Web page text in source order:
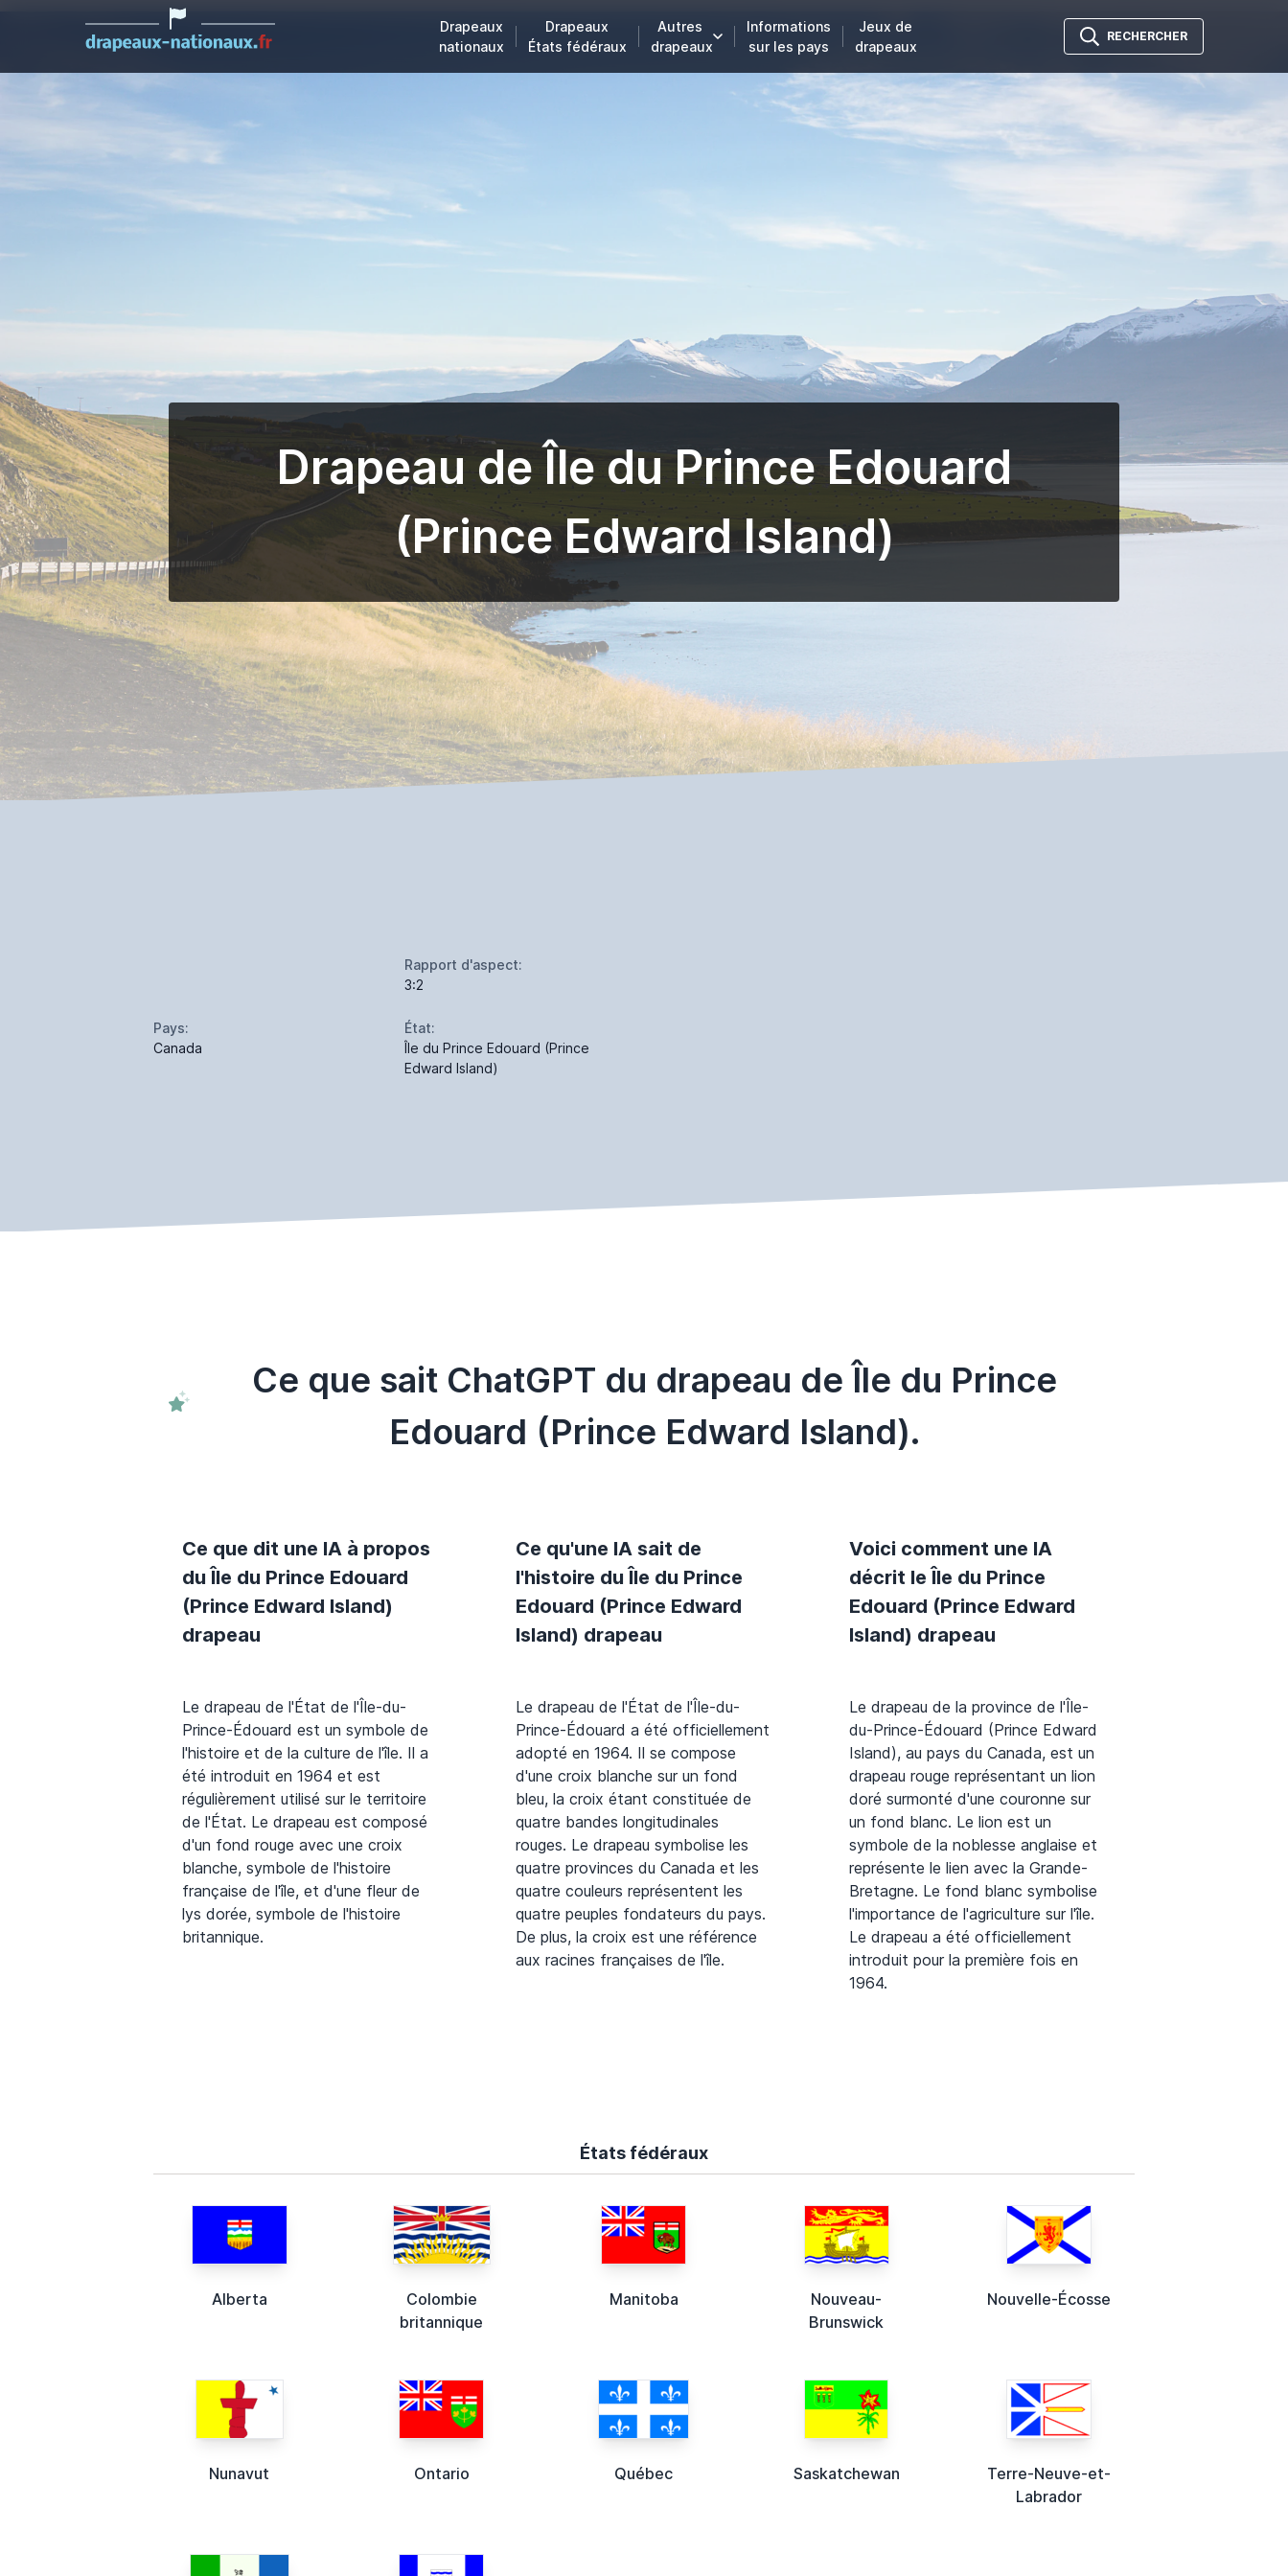
Drapeaux
nationaux
Drapeaux
États fédéraux
Autres
drapeaux
Informations
sur les pays
Jeux de
drapeaux
RECHERCHER
Drapeau de Île du Prince Edouard
(Prince Edward Island)
Rapport d'aspect:
3:2
Pays:
Canada
État:
Île du Prince Edouard (Prince
Edward Island)
Ce que sait ChatGPT du drapeau de Île du Prince
Edouard (Prince Edward Island).
Ce que dit une IA à propos
du Île du Prince Edouard
(Prince Edward Island)
drapeau
Le drapeau de l'État de l'Île-du-
Prince-Édouard est un symbole de
l'histoire et de la culture de l'île. Il a
été introduit en 1964 et est
régulièrement utilisé sur le territoire
de l'État. Le drapeau est composé
d'un fond rouge avec une croix
blanche, symbole de l'histoire
française de l'île, et d'une fleur de
lys dorée, symbole de l'histoire
britannique.
Ce qu'une IA sait de
l'histoire du Île du Prince
Edouard (Prince Edward
Island) drapeau
Le drapeau de l'État de l'Île-du-
Prince-Édouard a été officiellement
adopté en 1964. Il se compose
d'une croix blanche sur un fond
bleu, la croix étant constituée de
quatre bandes longitudinales
rouges. Le drapeau symbolise les
quatre provinces du Canada et les
quatre couleurs représentent les
quatre peuples fondateurs du pays.
De plus, la croix est une référence
aux racines françaises de l'île.
Voici comment une IA
décrit le Île du Prince
Edouard (Prince Edward
Island) drapeau
Le drapeau de la province de l'Île-
du-Prince-Édouard (Prince Edward
Island), au pays du Canada, est un
drapeau rouge représentant un lion
doré surmonté d'une couronne sur
un fond blanc. Le lion est un
symbole de la noblesse anglaise et
représente le lien avec la Grande-
Bretagne. Le fond blanc symbolise
l'importance de l'agriculture sur l'île.
Le drapeau a été officiellement
introduit pour la première fois en
1964.
États fédéraux
Alberta
Colombie
britannique
Manitoba
Nouveau-
Brunswick
Nouvelle-Écosse
Nunavut Ontario Québec Saskatchewan
Terre-Neuve-et-
Labrador